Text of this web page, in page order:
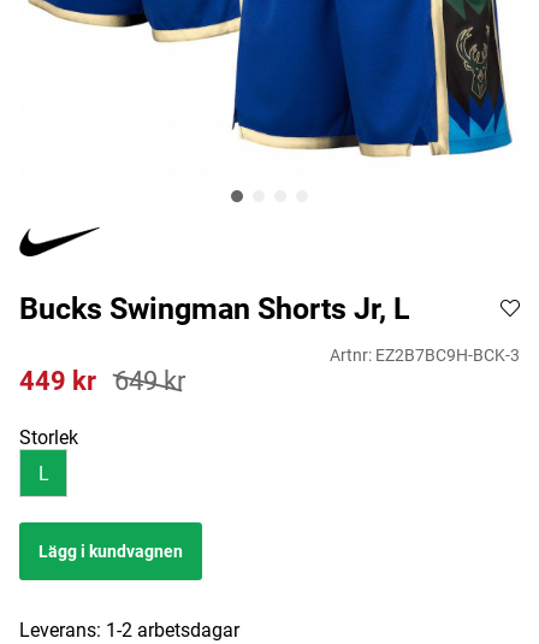
Bucks Swingman Shorts Jr, L
Artnr: EZ2B7BC9H-BCK-3
649kr
449 kr
Storlek
L
Lägg i kundvagnen
Leverans: 1-2 arbetsdagar